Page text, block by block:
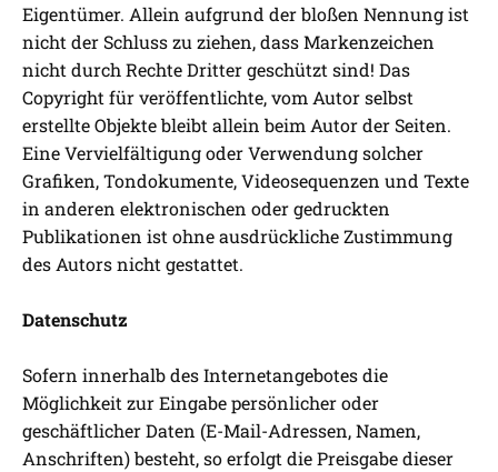
Eigentümer. Allein aufgrund der bloßen Nennung ist
nicht der Schluss zu ziehen, dass Markenzeichen
nicht durch Rechte Dritter geschützt sind! Das
Copyright für veröffentlichte, vom Autor selbst
erstellte Objekte bleibt allein beim Autor der Seiten.
Eine Vervielfältigung oder Verwendung solcher
Grafiken, Tondokumente, Videosequenzen und Texte
in anderen elektronischen oder gedruckten
Publikationen ist ohne ausdrückliche Zustimmung
des Autors nicht gestattet.
Datenschutz
Sofern innerhalb des Internetangebotes die
Möglichkeit zur Eingabe persönlicher oder
geschäftlicher Daten (E-Mail-Adressen, Namen,
Anschriften) besteht, so erfolgt die Preisgabe dieser